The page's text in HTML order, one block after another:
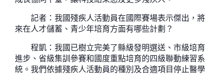
記者：我國殘疾人活動員在國際賽場表示傑出，將
來在人才儲蓄、青少年培育方面有哪些計劃？
程凱：我國已樹立完美了縣級發明選送、市級培育
進步、省級集訓參賽和國度重點培育的四級聯動練習系
統。我們依據殘疾人活動員的種別及合適項目停止醫學